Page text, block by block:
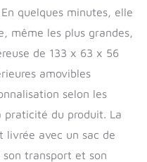
housse de siège
pour chien, il ne se
déforme pas. Papa
supporter jusqu'à
226,8 kg, alors
parfois je joue sur le
siège arrière avec
mes frères et
sœurs. J'adore cette
quelques minutes, elle
même les plus grandes,
de 133 x 63 x 56
amovibles
selon les
praticité du produit. La
livrée avec un sac de
transport et son